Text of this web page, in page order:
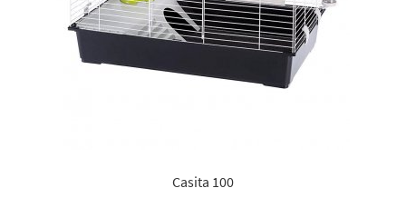
Casita 100